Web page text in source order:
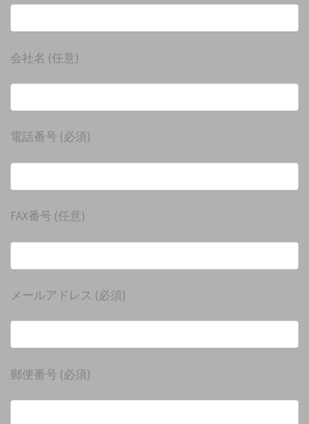
会社名 (任意)
電話番号 (必須)
FAX番号 (任意)
メールアドレス (必須)
郵便番号 (必須)